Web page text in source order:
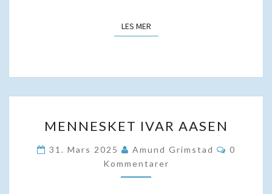
LES MERLES MER
IVAR
AASEN
MENNESKET IVAR AASEN
31. Mars 2025 Amund Grimstad
0
Kommentarer